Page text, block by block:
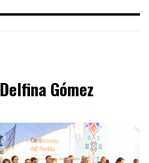
Delfina Gómez